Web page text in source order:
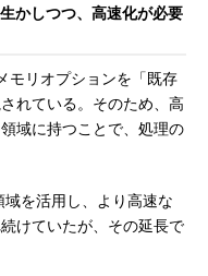
しつつ、高速化が必要
リオプションを「既存
れている。そのため、高
域に持つことで、処理の
を活用し、より高速な
けていたが、その延長で